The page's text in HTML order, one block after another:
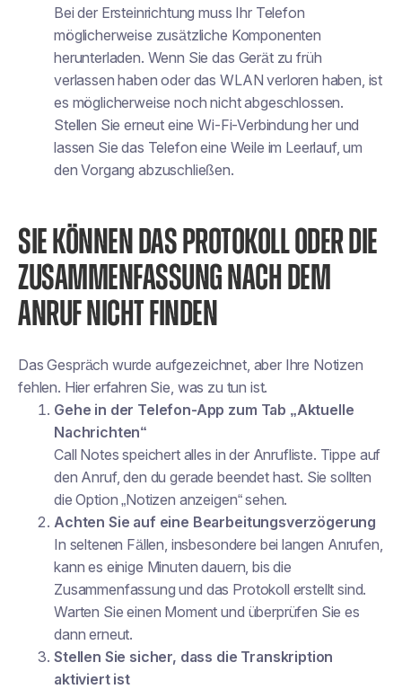
Bei der Ersteinrichtung muss Ihr Telefon
möglicherweise zusätzliche Komponenten
herunterladen. Wenn Sie das Gerät zu früh
verlassen haben oder das WLAN verloren haben, ist
es möglicherweise noch nicht abgeschlossen.
Stellen Sie erneut eine Wi-Fi-Verbindung her und
lassen Sie das Telefon eine Weile im Leerlauf, um
den Vorgang abzuschließen.
SIE KÖNNEN DAS PROTOKOLL ODER DIE
ZUSAMMENFASSUNG NACH DEM
ANRUF NICHT FINDEN
Das Gespräch wurde aufgezeichnet, aber Ihre Notizen
fehlen. Hier erfahren Sie, was zu tun ist.
Gehe in der Telefon-App zum Tab „Aktuelle
Nachrichten“
Call Notes speichert alles in der Anrufliste. Tippe auf
den Anruf, den du gerade beendet hast. Sie sollten
die Option „Notizen anzeigen“ sehen.
Achten Sie auf eine Bearbeitungsverzögerung
In seltenen Fällen, insbesondere bei langen Anrufen,
kann es einige Minuten dauern, bis die
Zusammenfassung und das Protokoll erstellt sind.
Warten Sie einen Moment und überprüfen Sie es
dann erneut.
Stellen Sie sicher, dass die Transkription
aktiviert ist